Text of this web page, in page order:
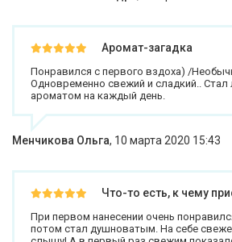
Аромат-загадка
Понравился с первого вздоха) /
Одновременно свежий и сладкий..
ароматом на каждый день.
Менчикова Ольга, 10 марта 2020 15:43
Что-то есть, к чему
При первом нанесении очень
потом стал душноватым. На себе